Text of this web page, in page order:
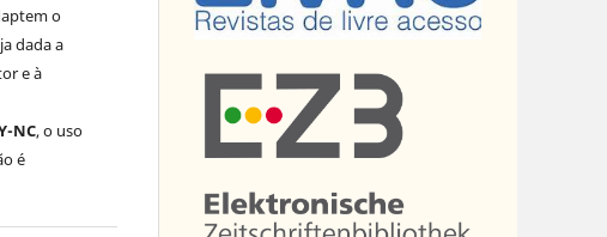
o
dada a
e à
NC, o uso
é